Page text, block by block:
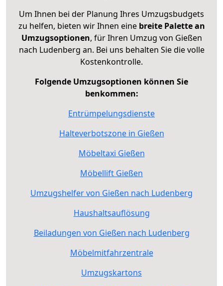
Um Ihnen bei der Planung Ihres Umzugsbudgets
zu helfen, bieten wir Ihnen eine breite Palette an
Umzugsoptionen, für Ihren Umzug von Gießen
nach Ludenberg an. Bei uns behalten Sie die volle
Kostenkontrolle.
Folgende Umzugsoptionen können Sie
benkommen:
Entrümpelungsdienste
Halteverbotszone in Gießen
Möbeltaxi Gießen
Möbellift Gießen
Umzugshelfer von Gießen nach Ludenberg
Haushaltsauflösung
Beiladungen von Gießen nach Ludenberg
Möbelmitfahrzentrale
Umzugskartons